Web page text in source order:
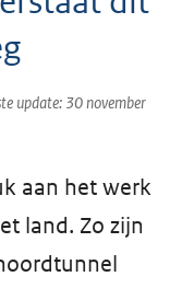
update: 30 november
aan het werk
land. Zo zijn